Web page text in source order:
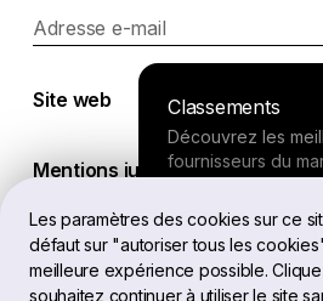
Les paramètres des cookies sur ce
défaut sur "autoriser tous les
meilleure expérience possible.
souhaitez continuer à utiliser le site
Classements
Découvrez les
fournisseurs du
Outil de
Adresse e-mail
Site web
Mentions juridiques